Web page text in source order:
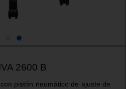
2600 B
pistón neumático de ajuste de